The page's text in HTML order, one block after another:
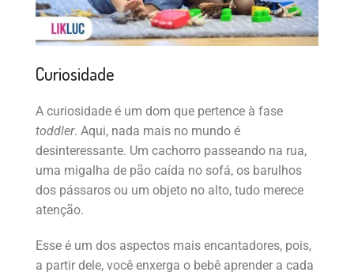
Curiosidade
A curiosidade é um dom que pertence à fase
toddler. Aqui, nada mais no mundo é
desinteressante. Um cachorro passeando na rua,
uma migalha de pão caída no sofá, os barulhos
dos pássaros ou um objeto no alto, tudo merece
atenção.
Esse é um dos aspectos mais encantadores, pois,
a partir dele, você enxerga o bebê aprender a cada